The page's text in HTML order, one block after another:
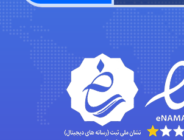
roya_boostani
amir
Fateme896